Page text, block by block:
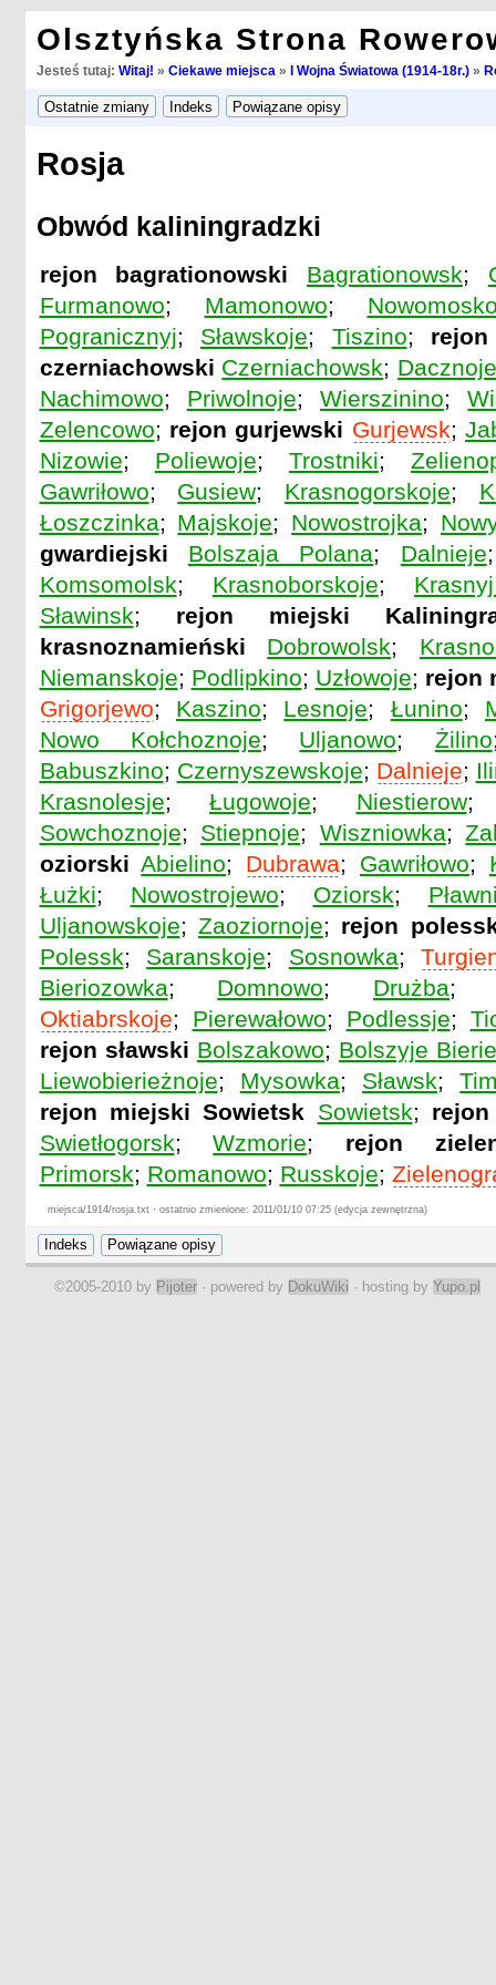
Olsztyńska Strona
Jesteś tutaj: Witaj! » Ciekawe miejsca » I Wojna Światowa (1914-18r.)»
Rosja
Obwód kaliningradzki
rejon bagrationowski Bagrationowsk;
Furmanowo; Mamonowo;
Pogranicznyj; Sławskoje; Tiszino;
czerniachowski Czerniachowsk;
Nachimowo; Priwolnoje;Wierszinino;
Zelencowo; rejon gurjewski Gurjewsk;
Nizowie; Poliewoje; Trostniki;
Gawriłowo; Gusiew; Krasnogorskoje;
Łoszczinka; Majskoje; Nowostrojka;
gwardiejski
Bolszaja Polana; Dalnieje
Komsomolsk; Krasnoborskoje;
Sławinsk; rejon miejski
krasnoznamieński
Dobrowolsk;
Niemanskoje; Podlipkino; Uzłowoje; rejon
Grigorjewo; Kaszino; Lesnoje; Łunino;
Nowo Kołchoznoje; Uljanowo; Żilino
Babuszkino; Czernyszewskoje; Dalnieje;
Krasnolesje;Ługowoje; Niestierow
Sowchoznoje; Stiepnoje; Wiszniowka;
oziorski Abielino; Dubrawa; Gawriłowo;
Łużki; Nowostrojewo; Oziorsk;
Uljanowskoje; Zaoziornoje; rejon
Polessk; Saranskoje; Sosnowka;
Bieriozowka; Domnowo; Drużba
Oktiabrskoje; Pierewałowo; Podlessje;
rejon sławski Bolszakowo; Bolszyje
Liewobierieżnoje; Mysowka; Sławsk;
rejon miejski Sowietsk
Sowietsk; rejon
Swietłogorsk;Wzmorie; rejon
Primorsk; Romanowo; Russkoje;
miejsca/1914/rosja.txt · ostatnio zmienione: 2011/01/10 07:25 (edycja zewnętrzna)
©2005-2010 by Pijoter · powered by DokuWiki · hosting by Yupo.pl